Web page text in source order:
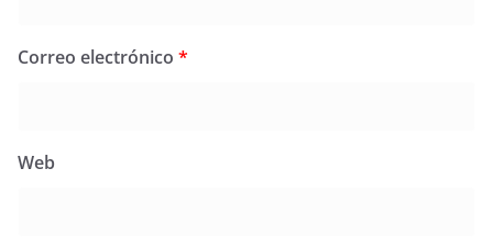
Correo electrónico *
Web